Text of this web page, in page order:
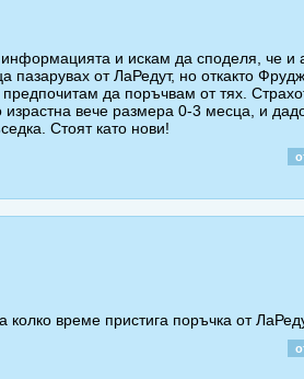
и искам да споделя, че и
пазарувах от ЛаРедут, но откакто
да поръчвам от тях.
израстна вече размера 0-3 месца, и
Стоят като нови!
колко време пристига поръчка от